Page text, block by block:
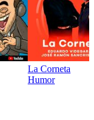
La Corneta
Humor